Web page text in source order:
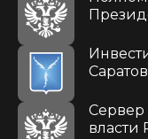
Сервер
власти